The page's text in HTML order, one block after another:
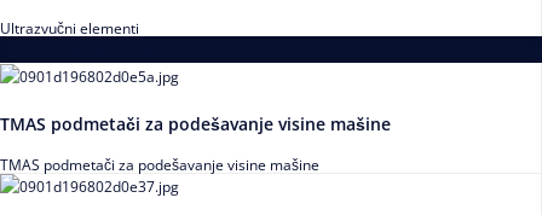
Ultrazvučni elementi
TMAS podmetači za podešavanje visine mašine
TMAS podmetači za podešavanje visine mašine